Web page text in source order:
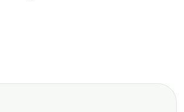
Städte
BMW Codierers im